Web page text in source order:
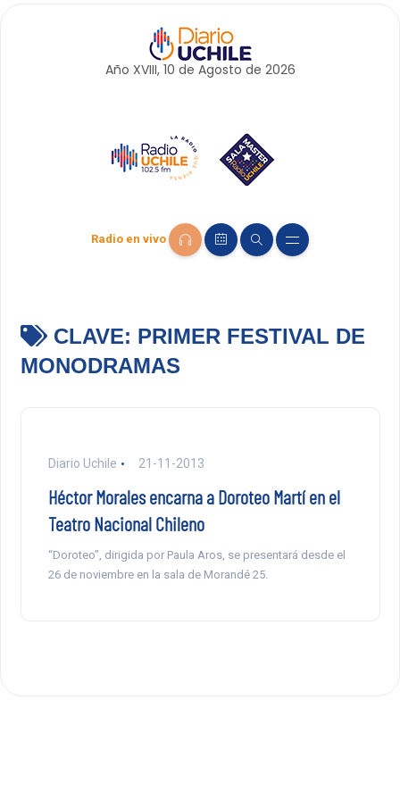
Año XVIII, 10 de Agosto de 2026
Radio en vivo
CLAVE: PRIMER FESTIVAL DE
MONODRAMAS
Diario Uchile 21-11-2013
Héctor Morales encarna a Doroteo Martí en el
Teatro Nacional Chileno
“Doroteo”, dirigida por Paula Aros, se presentará desde el
26 de noviembre en la sala de Morandé 25.